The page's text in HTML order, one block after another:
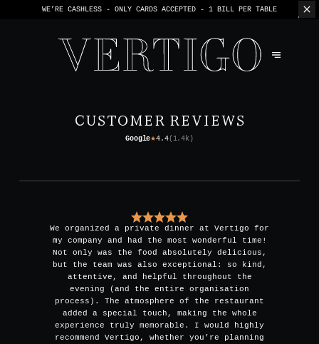
WE’RE CASHLESS - ONLY CARDS ACCEPTED - 1 BILL PER TABLE
CUSTOMER REVIEWS
Google★4.4(1.4k)
We organized a private dinner at Vertigo for
my company and had the most wonderful time!
Not only was the food absolutely delicious,
but the team was also exceptional: so kind,
attentive, and helpful throughout the
evening (and the entire organisation
process). The atmosphere of the restaurant
added a special touch, making the whole
experience truly memorable. I would highly
recommend Vertigo, whether you’re planning